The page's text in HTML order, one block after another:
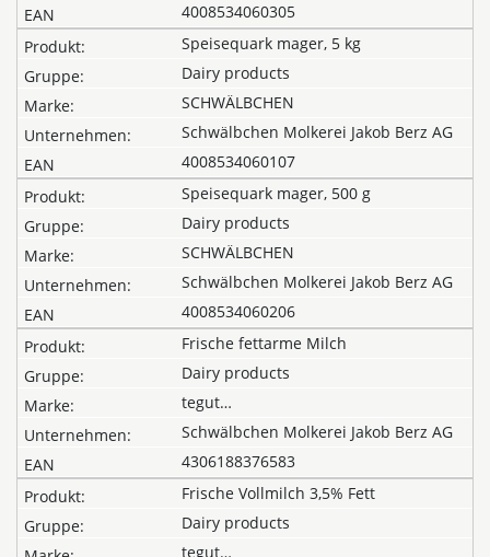
4008534060305
Speisequark mager, 5 kg
Dairy products
SCHWÄLBCHEN
Schwälbchen Molkerei Jakob Berz AG
4008534060107
Speisequark mager, 500 g
Dairy products
SCHWÄLBCHEN
Schwälbchen Molkerei Jakob Berz AG
4008534060206
Frische fettarme Milch
Dairy products
tegut…
Schwälbchen Molkerei Jakob Berz AG
4306188376583
Frische Vollmilch 3,5% Fett
Dairy products
tegut…